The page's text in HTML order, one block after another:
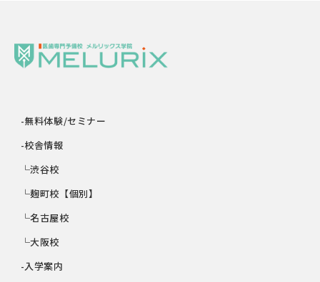
-無料体験/セミナー
-校舎情報
└渋谷校
└麹町校【個別】
└名古屋校
└大阪校
-入学案内